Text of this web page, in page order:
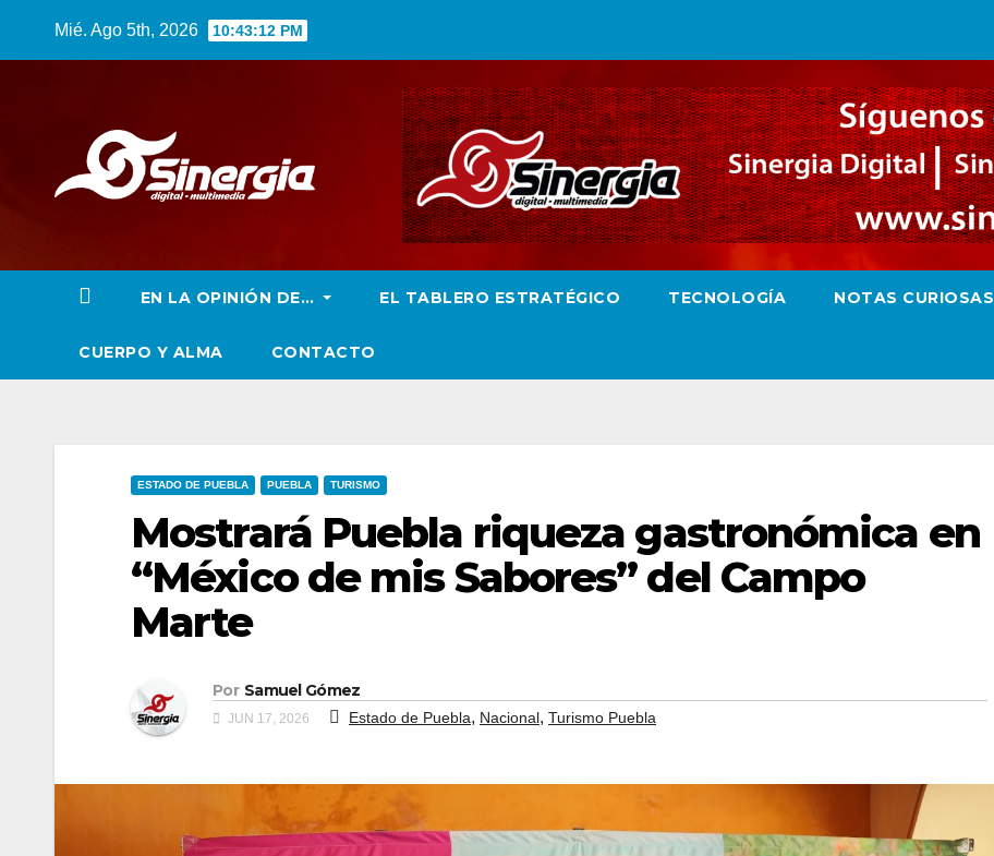
Mié. Ago 5th, 2026 10:43:14 PM
EN LA OPINIÓN DE… EL TABLERO ESTRATÉGICO TECNOLOGÍA NOTAS CURIOSAS
CUERPO Y ALMA CONTACTO
ESTADO DE PUEBLA PUEBLA TURISMO
Mostrará Puebla riqueza gastronómica en
“México de mis Sabores” del Campo
Marte
Por Samuel Gómez
JUN 17, 2026 Estado de Puebla, Nacional, Turismo Puebla